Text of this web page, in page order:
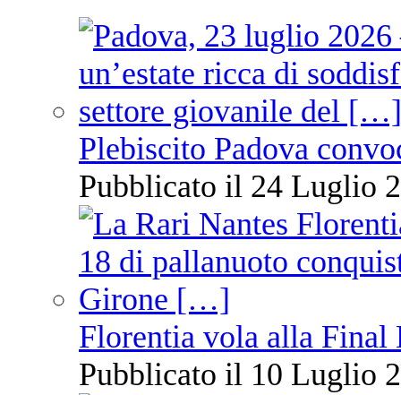
Plebiscito Padova
Pubblicato il 24 Luglio
Florentia vola alla Final
Pubblicato il 10 Luglio